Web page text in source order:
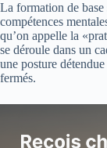
La formation de
compétences
qu’on appelle la
se déroule dans un
une posture
fermés.